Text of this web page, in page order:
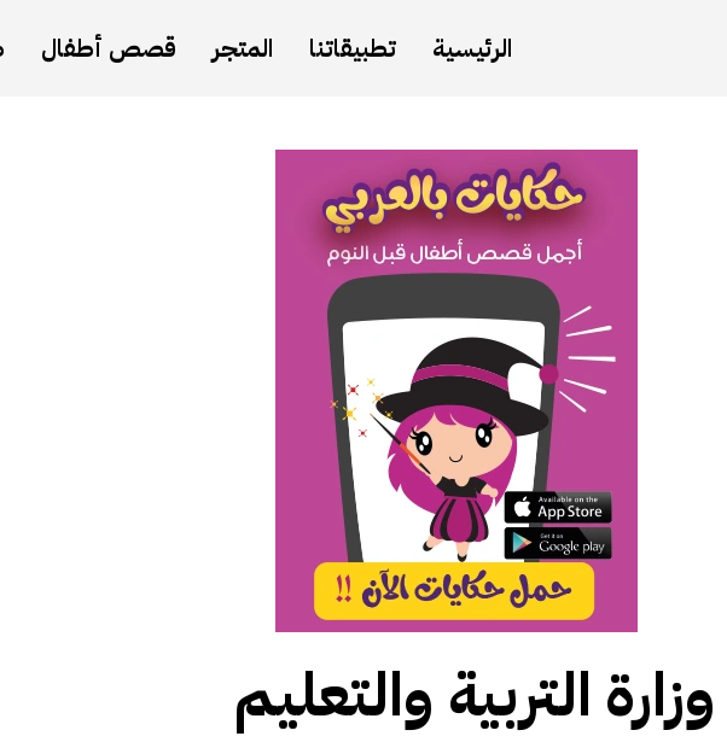
الرئيسية تطبيقاتنا المتجر قصص أطفال
وزارة التربية والتعليم